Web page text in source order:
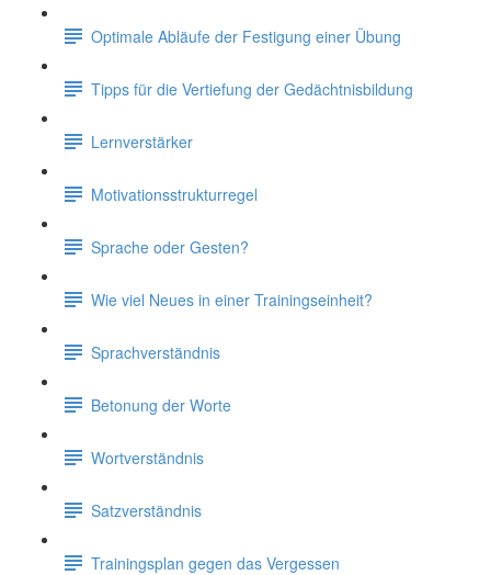
Optimale Abläufe der Festigung einer Übung
Tipps für die Vertiefung der Gedächtnisbildung
Lernverstärker
Motivationsstrukturregel
Sprache oder Gesten?
Wie viel Neues in einer Trainingseinheit?
Sprachverständnis
Betonung der Worte
Wortverständnis
Satzverständnis
Trainingsplan gegen das Vergessen